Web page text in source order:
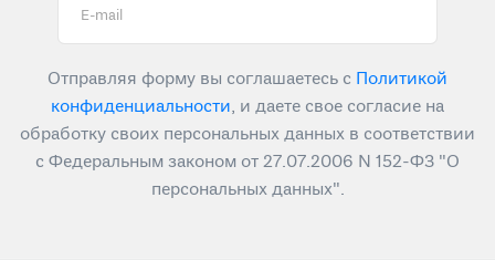
E-mail
Отправляя форму вы соглашаетесь с Политикой
конфиденциальности, и даете свое согласие на
обработку своих персональных данных в соответствии
с Федеральным законом от 27.07.2006 N 152-ФЗ "О
персональных данных".